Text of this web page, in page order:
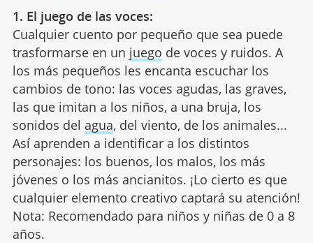
1. El juego de las voces:
Cualquier cuento por pequeño que sea puede
trasformarse en un juego de voces y ruidos. A
los más pequeños les encanta escuchar los
cambios de tono: las voces agudas, las graves,
las que imitan a los niños, a una bruja, los
sonidos del agua, del viento, de los animales...
Así aprenden a identificar a los distintos
personajes: los buenos, los malos, los más
jóvenes o los más ancianitos. ¡Lo cierto es que
cualquier elemento creativo captará su atención!
Nota: Recomendado para niños y niñas de 0 a 8
años.